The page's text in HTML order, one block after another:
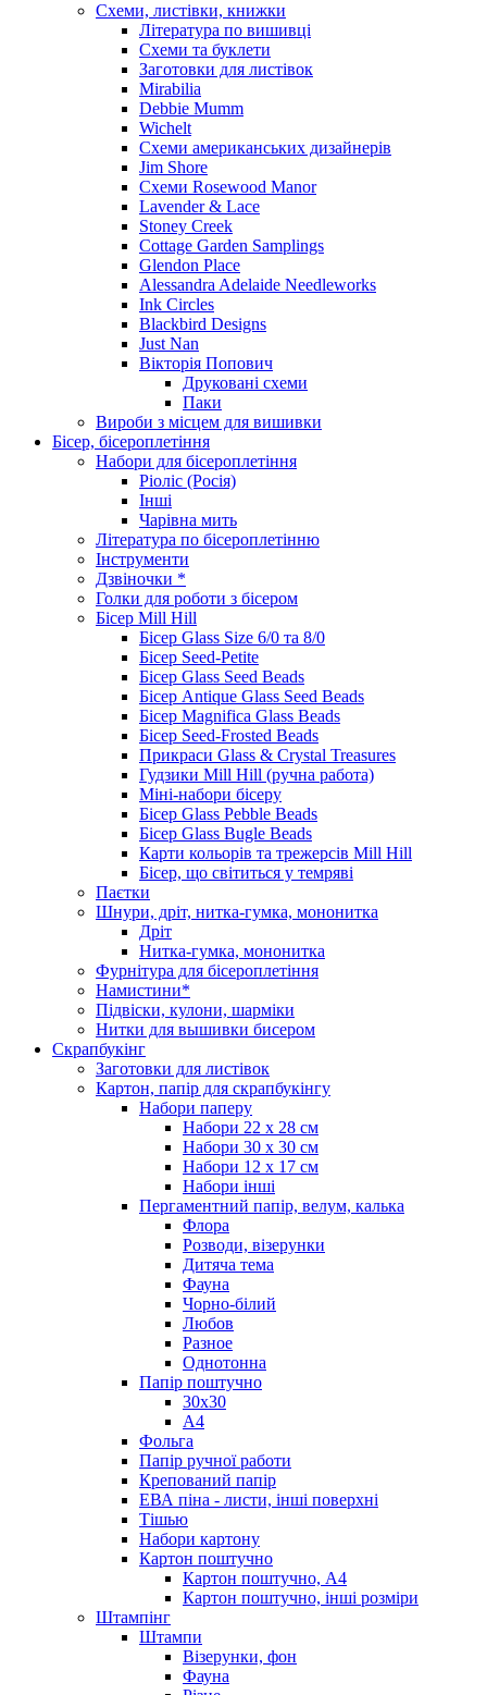
Схеми, листівки, книжки
Література по вишивці
Схеми та буклети
Заготовки для листівок
Mirabilia
Debbie Mumm
Wichelt
Схеми американських дизайнерів
Jim Shore
Cхеми Rosewood Manor
Lavender & Lace
Stoney Creek
Cottage Garden Samplings
Glendon Place
Alessandra Adelaide Needleworks
Ink Circles
Blackbird Designs
Just Nan
Вікторія Попович
Друковані схеми
Паки
Вироби з місцем для вишивки
Бісер, бісероплетіння
Набори для бісероплетіння
Ріоліс (Росія)
Інші
Чарівна мить
Література по бісероплетінню
Інструменти
Дзвіночки *
Голки для роботи з бісером
Бісер Mill Hill
Бісер Glass Size 6/0 та 8/0
Бісер Seed-Petite
Бісер Glass Seed Beads
Бісер Antique Glass Seed Beads
Бісер Magnifica Glass Beads
Бісер Seed-Frosted Beads
Прикраси Glass & Crystal Treasures
Гудзики Mill Hill (ручна работа)
Міні-набори бісеру
Бісер Glass Pebble Beads
Бісер Glass Bugle Beads
Карти кольорів та трежерсів Mill Hill
Бісер, що світиться у темряві
Паєтки
Шнури, дріт, нитка-гумка, мононитка
Дріт
Нитка-гумка, мононитка
Фурнітура для бісероплетіння
Намистини*
Підвіски, кулони, шарміки
Нитки для вышивки бисером
Скрапбукінг
Заготовки для листівок
Картон, папір для скрапбукінгу
Набори паперу
Набори 22 х 28 см
Набори 30 х 30 см
Набори 12 х 17 см
Набори інші
Пергаментний папір, велум, калька
Флора
Розводи, візерунки
Дитяча тема
Фауна
Чорно-білий
Любов
Разное
Однотонна
Папір поштучно
30х30
А4
Фольга
Папір ручної работи
Крепований папір
ЕВА піна - листи, інші поверхні
Тішью
Набори картону
Картон поштучно
Картон поштучно, А4
Картон поштучно, інші розміри
Штампінг
Штампи
Візерунки, фон
Фауна